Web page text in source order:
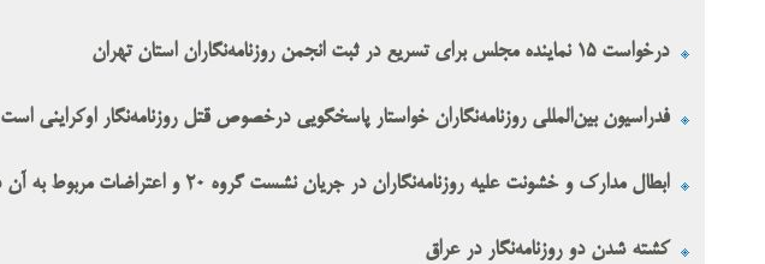
درخواست ۱۵ نماینده مجلس برای تسریع در ثبت انجمن روزنامه‌نگاران استان تهران
فدراسیون بین‌المللی روزنامه‌نگاران خواستار پاسخگویی درخصوص قتل روزنامه‌نگار اوکراینی است
ابطال مدارک و خشونت علیه روزنامه‌نگاران در جریان نشست گروه ۲۰ و اعتراضات مربوط به آن در هامبورگ
کشته شدن دو روزنامه‌نگار در عراق